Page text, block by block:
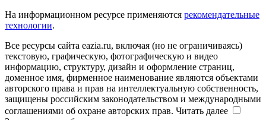
На информационном ресурсе применяются рекомендательные
технологии.
Все ресурсы сайта eazia.ru, включая (но не ограничиваясь)
текстовую, графическую, фотографическую и видео
информацию, структуру, дизайн и оформление страниц,
доменное имя, фирменное наименование являются объектами
авторского права и прав на интеллектуальную собственность,
защищены российским законодательством и международными
соглашениями об охране авторских прав. Читать далее